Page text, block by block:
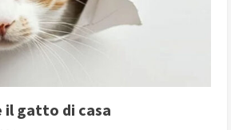
il gatto di casa